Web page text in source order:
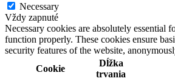
Necessary
Vždy zapnuté
Necessary cookies are absolutely essential
function properly. These cookies ensure
security features of the website,
Cookie
Dĺžka
trvania